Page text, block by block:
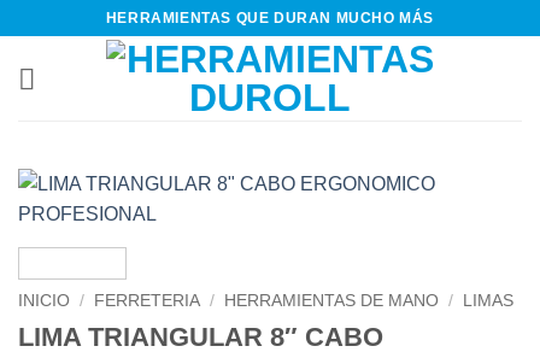
contenido
HERRAMIENTAS QUE DURAN MUCHO MÁS
INICIO / FERRETERIA / HERRAMIENTAS DE MANO / LIMAS
LIMA TRIANGULAR 8″ CABO